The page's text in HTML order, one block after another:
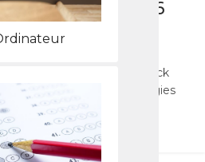
complet 2026
votre test
à Mississauga avec le Pack
méthode efficace et stratégies
2026.
LA SUITE